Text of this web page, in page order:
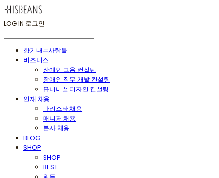
LOG IN 로그인
향기내는사람들
비즈니스
장애인 고용 컨설팅
장애인 직무 개발 컨설팅
유니버설 디자인 컨설팅
인재 채용
바리스타 채용
매니저 채용
본사 채용
BLOG
SHOP
SHOP
BEST